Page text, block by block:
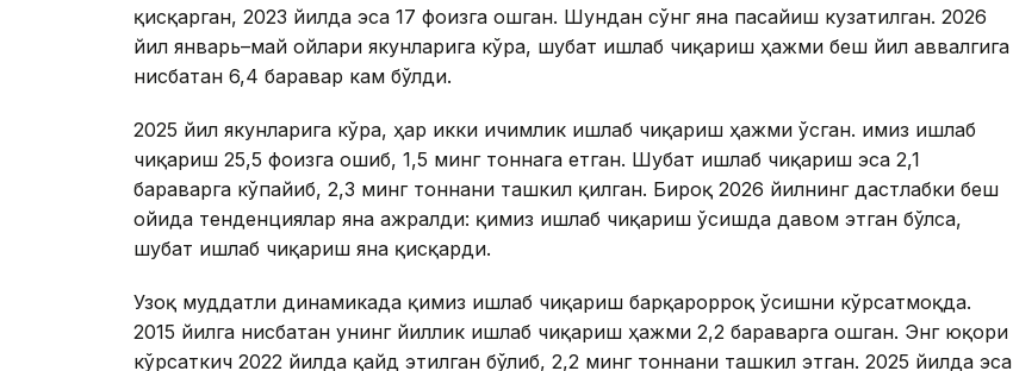
қисқарган, 2023 йилда эса 17 фоизга ошган. Шундан сўнг яна пасайиш кузатилган. 2026
йил январь–май ойлари якунларига кўра, шубат ишлаб чиқариш ҳажми беш йил аввалгига
нисбатан 6,4 баравар кам бўлди.
2025 йил якунларига кўра, ҳар икки ичимлик ишлаб чиқариш ҳажми ўсган. Қимиз ишлаб
чиқариш 25,5 фоизга ошиб, 1,5 минг тоннага етган. Шубат ишлаб чиқариш эса 2,1
бараварга кўпайиб, 2,3 минг тоннани ташкил қилган. Бироқ 2026 йилнинг дастлабки беш
ойида тенденциялар яна ажралди: қимиз ишлаб чиқариш ўсишда давом этган бўлса,
шубат ишлаб чиқариш яна қисқарди.
Узоқ муддатли динамикада қимиз ишлаб чиқариш барқарорроқ ўсишни кўрсатмоқда.
2015 йилга нисбатан унинг йиллик ишлаб чиқариш ҳажми 2,2 бараварга ошган. Энг юқори
кўрсаткич 2022 йилда қайд этилган бўлиб, 2,2 минг тоннани ташкил этган. 2025 йилда эса